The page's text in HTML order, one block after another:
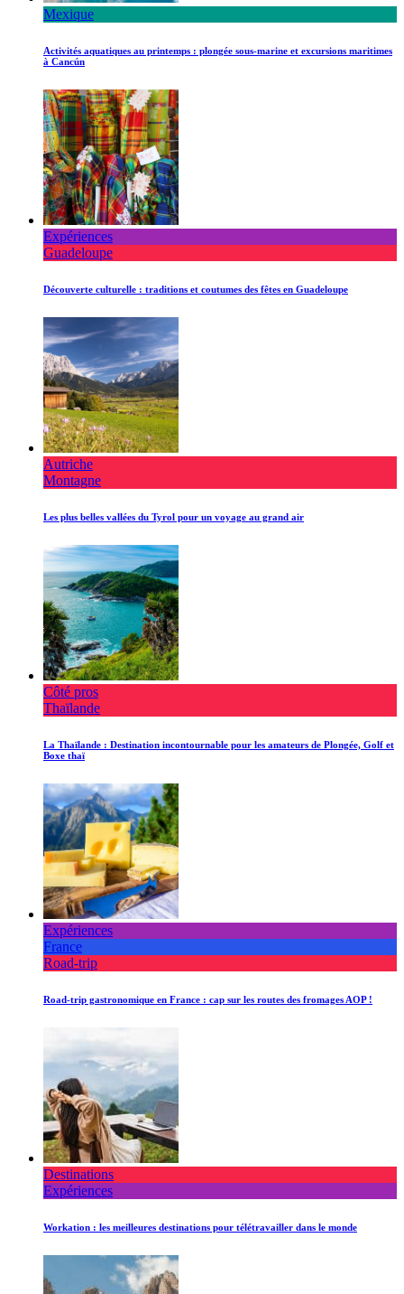
Mexique
Activités aquatiques au printemps : plongée sous-marine et excursions maritimes
à Cancún
Expériences
Guadeloupe
Découverte culturelle : traditions et coutumes des fêtes en Guadeloupe
Autriche
Montagne
Les plus belles vallées du Tyrol pour un voyage au grand air
Côté pros
Thaïlande
La Thaïlande : Destination incontournable pour les amateurs de Plongée, Golf et
Boxe thaï
Expériences
France
Road-trip
Road-trip gastronomique en France : cap sur les routes des fromages AOP !
Destinations
Expériences
Workation : les meilleures destinations pour télétravailler dans le monde